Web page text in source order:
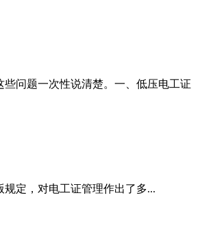
问题一次性说清楚。一、低压电工证
定，对电工证管理作出了多...